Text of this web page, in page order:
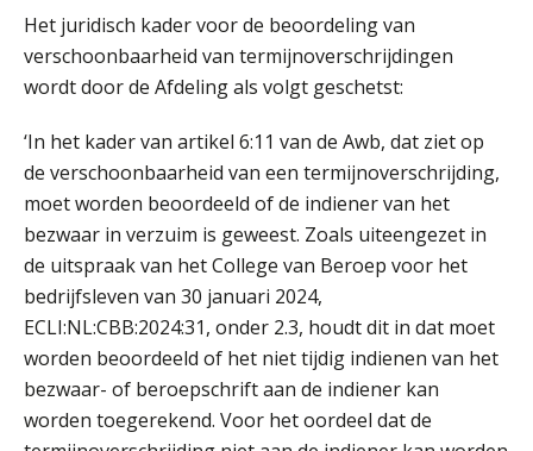
Het juridisch kader voor de beoordeling van
verschoonbaarheid van termijnoverschrijdingen
wordt door de Afdeling als volgt geschetst:
‘In het kader van artikel 6:11 van de Awb, dat ziet op
de verschoonbaarheid van een termijnoverschrijding,
moet worden beoordeeld of de indiener van het
bezwaar in verzuim is geweest. Zoals uiteengezet in
de uitspraak van het College van Beroep voor het
bedrijfsleven van 30 januari 2024,
ECLI:NL:CBB:2024:31, onder 2.3, houdt dit in dat moet
worden beoordeeld of het niet tijdig indienen van het
bezwaar- of beroepschrift aan de indiener kan
worden toegerekend. Voor het oordeel dat de
Uitspraak Hoge Raad: subsidie voor
tuchtrechtspraak advocatuur is
belast met btw
Informer Money genomineerd voor
België
Wwft-compliance in 2026: doen we
het beter dan vorig jaar?
ICT & AI | Volledig automatische
factuurverwerking: zo kom je er
Hierom zijn webshopondernemers
extra kwetsbaar voor
boekhoudfouten
Blog | Aandachtspunten bij de
transitie in verband met de Wet